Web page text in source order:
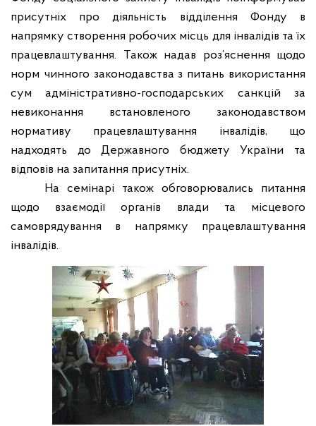
присутніх про діяльність відділення Фонду в
напрямку створення робочих місць для інвалідів та їх
працевлаштування. Також надав роз’яснення щодо
норм чинного законодавства з питань використання
сум адміністративно-господарських санкцій за
невиконання встановленого законодавством
нормативу працевлаштування інвалідів, що
надходять до Державного бюджету України та
відповів на запитання присутніх.
На семінарі також обговорювались питання
щодо взаємодії органів влади та місцевого
самоврядування в напрямку працевлаштування
інвалідів.